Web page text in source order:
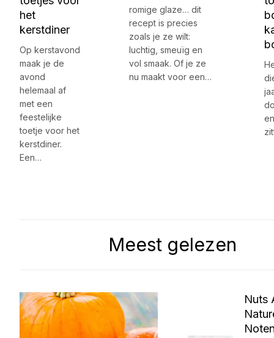
het
kerstdiner
Op kerstavond
maak je de
avond
helemaal af
met een
feestelijke
toetje voor het
kerstdiner.
Een…
romige glaze… dit
recept is precies
zoals je ze wilt:
luchtig, smeuïg en
vol smaak. Of je ze
nu maakt voor een…
Meest gelezen
Nuts